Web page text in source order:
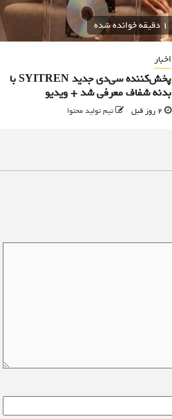
1 دقیقه خوانده شده
اخبار
پخش‌کننده سی‌دی جدید SYITREN با
بدنه شفاف معرفی شد + ویدیو
تیم تولید محتوا